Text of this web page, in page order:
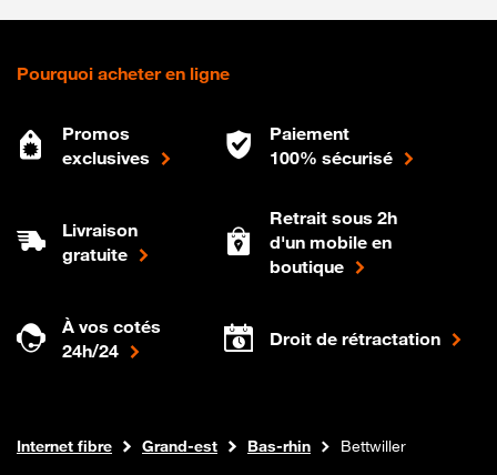
Pourquoi acheter en ligne
Promos
exclusives
Paiement
100% sécurisé
Livraison
gratuite
Retrait sous 2h
d'un mobile en
boutique
À vos cotés
24h/24
Droit de rétractation
Boutique Orange
Internet fibre Grand-est Bas-rhin Bettwiller